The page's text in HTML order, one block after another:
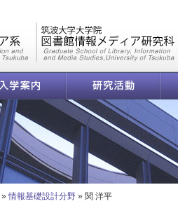
入学案内 研究活動
関 洋平 | 筑波大学 図書館
»情報基礎設計分野 » 関 洋平